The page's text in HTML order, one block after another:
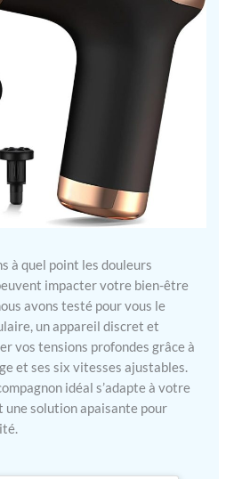
à quel point les douleurs
impacter votre bien-être
avons testé pour vous le
un appareil discret et
vos tensions profondes grâce à
et ses six vitesses ajustables.
idéal s’adapte à votre
une solution apaisante pour